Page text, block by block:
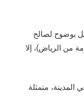
بوضوح لصالح
من الرياض)، إلا
المدينة، متمثلة